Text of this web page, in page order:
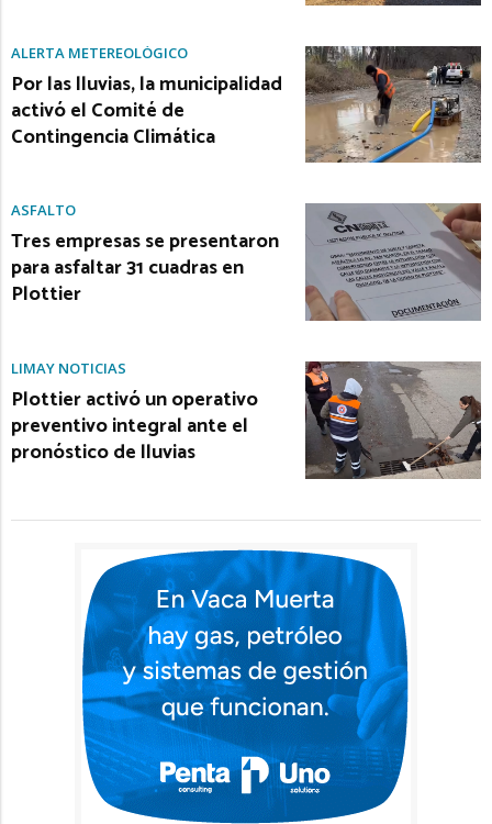
ALERTA METEREOLÓGICO
Por las lluvias, la municipalidad
activó el Comité de
Contingencia Climática
ASFALTO
Tres empresas se presentaron
para asfaltar 31 cuadras en
Plottier
LIMAY NOTICIAS
Plottier activó un operativo
preventivo integral ante el
pronóstico de lluvias